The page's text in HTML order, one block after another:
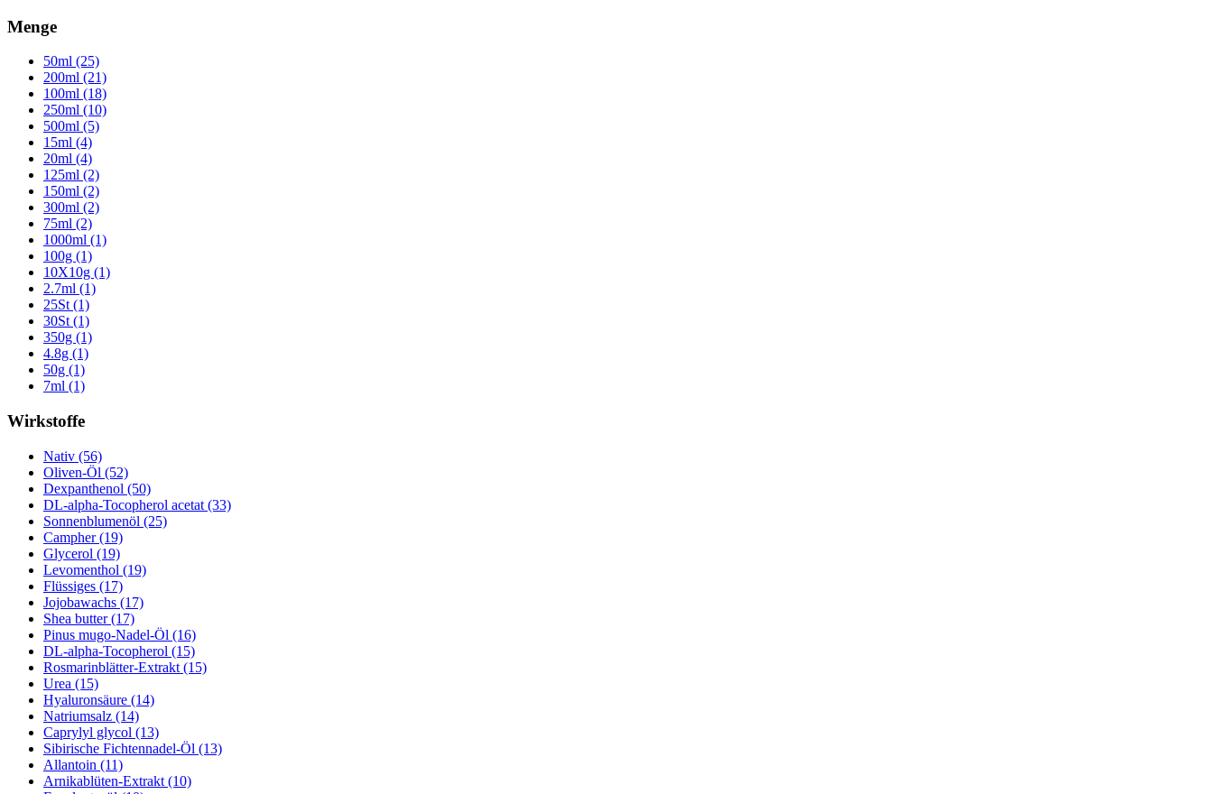
Menge
50ml (25)
200ml (21)
100ml (18)
250ml (10)
500ml (5)
15ml (4)
20ml (4)
125ml (2)
150ml (2)
300ml (2)
75ml (2)
1000ml (1)
100g (1)
10X10g (1)
2.7ml (1)
25St (1)
30St (1)
350g (1)
4.8g (1)
50g (1)
7ml (1)
Wirkstoffe
Nativ (56)
Oliven-Öl (52)
Dexpanthenol (50)
DL-alpha-Tocopherol acetat (33)
Sonnenblumenöl (25)
Campher (19)
Glycerol (19)
Levomenthol (19)
Flüssiges (17)
Jojobawachs (17)
Shea butter (17)
Pinus mugo-Nadel-Öl (16)
DL-alpha-Tocopherol (15)
Rosmarinblätter-Extrakt (15)
Urea (15)
Hyaluronsäure (14)
Natriumsalz (14)
Caprylyl glycol (13)
Sibirische Fichtennadel-Öl (13)
Allantoin (11)
Arnikablüten-Extrakt (10)